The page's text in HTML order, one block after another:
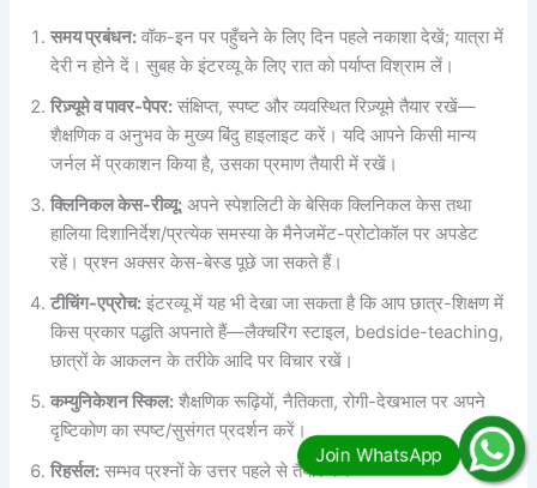
समय प्रबंधन: वॉक-इन पर पहुँचने के लिए दिन पहले नकाशा देखें; यात्रा में
देरी न होने दें। सुबह के इंटरव्यू के लिए रात को पर्याप्त विश्राम लें।
रिज़्यूमे व पावर-पेपर: संक्षिप्त, स्पष्ट और व्यवस्थित रिज़्यूमे तैयार रखें—
शैक्षणिक व अनुभव के मुख्य बिंदु हाइलाइट करें। यदि आपने किसी मान्य
जर्नल में प्रकाशन किया है, उसका प्रमाण तैयारी में रखें।
क्लिनिकल केस-रीव्यू: अपने स्पेशलिटी के बेसिक क्लिनिकल केस तथा
हालिया दिशानिर्देश/प्रत्येक समस्या के मैनेजमेंट-प्रोटोकॉल पर अपडेट
रहें। प्रश्न अक्सर केस-बेस्ड पूछे जा सकते हैं।
टीचिंग-एप्रोच: इंटरव्यू में यह भी देखा जा सकता है कि आप छात्र-शिक्षण में
किस प्रकार पद्धति अपनाते हैं—लैक्चरिंग स्टाइल, bedside-teaching,
छात्रों के आकलन के तरीके आदि पर विचार रखें।
कम्युनिकेशन स्किल: शैक्षणिक रूढ़ियों, नैतिकता, रोगी-देखभाल पर अपने
दृष्टिकोण का स्पष्ट/सुसंगत प्रदर्शन करें।
रिहर्सल: सम्भव प्रश्नों के उत्तर पहले से तैयार करें—